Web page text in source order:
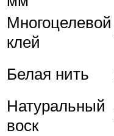
Многоцелевой
клей
Белая нить
Натуральный
воск